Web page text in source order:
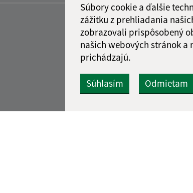
Súbory cookie a ďalšie
zážitku z prehliadania
zobrazovali prispôsobený
našich webových stránok
prichádzajú.
Súhlasím Odmietam